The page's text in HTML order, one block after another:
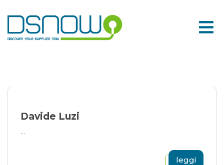
to
content
Davide Luzi
...
leggi